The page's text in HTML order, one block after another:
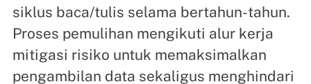
siklus baca/tulis selama bertahun-tahun.
Proses pemulihan mengikuti alur kerja
mitigasi risiko untuk memaksimalkan
pengambilan data sekaligus menghindari